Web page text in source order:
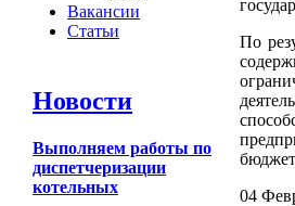
Вакансии
Статьи
Новости
Выполняем работы по
диспетчеризации
котельных
По
04